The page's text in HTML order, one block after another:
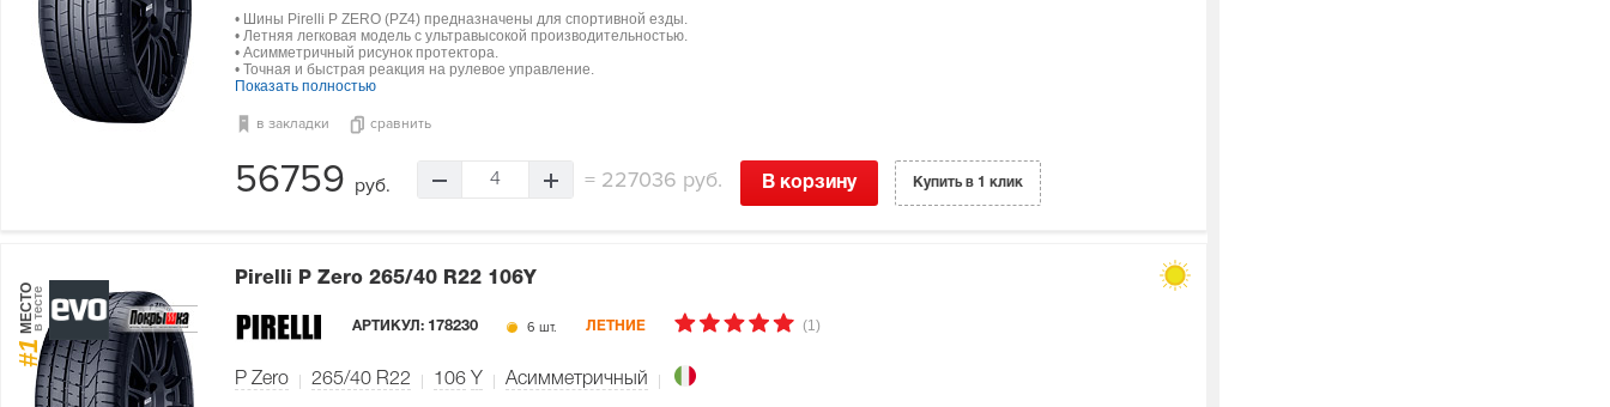
• Шины Pirelli P ZERO (PZ4) предназначены для спортивной езды.
• Летняя легковая модель с ультравысокой производительностью.
• Асимметричный рисунок протектора.
• Точная и быстрая реакция на рулевое управление.
Показать полностью
в закладки сравнить
56759 руб. 4 = 227036 руб. В корзину Купить в 1 клик
#1
МЕСТОв тесте
Pirelli P Zero 265/40 R22 106Y
АРТИКУЛ: 178230 6 шт. ЛЕТНИЕ (1)
P Zero 265/40 R22 106 Y Асимметричный